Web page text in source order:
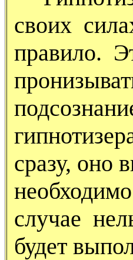
своих
правило.
сразу, оно
случае
будет